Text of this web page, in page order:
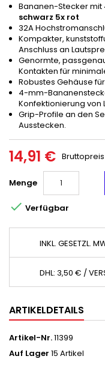
Bananen-Stecker
schwarz 5x rot
32A
Kompakter,
Anschluss an
Genormte,
Kontakten für
Robustes Gehäuse
4-mm-
Konfektionierung von
Grip-Profile an den
Ausstecken.
14,91 € Bruttopreis
Menge
 Verfügbar
INKL. GESETZL.
DHL: 3,50 € /
ARTIKELDETAILS
Artikel-Nr.11399
Auf Lager 15 Artikel